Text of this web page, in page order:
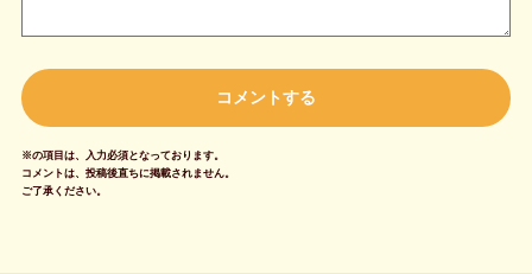
※の項目は、入力必須となっております。
コメントは、投稿後直ちに掲載されません。
ご了承ください。